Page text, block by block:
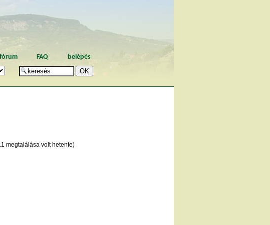
fórum FAQ belépés
megtalálása volt hetente)